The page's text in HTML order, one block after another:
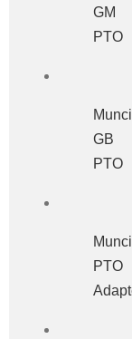
GM
PTO
GB
PTO
PTO